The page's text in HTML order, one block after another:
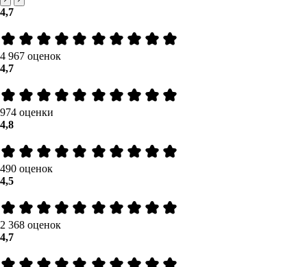
4,7
4 967 оценок
4,7
974 оценки
4,8
490 оценок
4,5
2 368 оценок
4,7